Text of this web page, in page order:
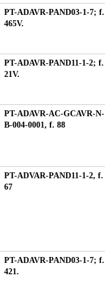
PT-ADAVR-PAND03-1-7; f.
465V.
PT-ADAVR-PAND11-1-2; f.
21V.
PT-ADAVR-AC-GCAVR-N-
B-004-0001, f. 88
PT-ADVAR-PAND11-1-2, f.
67
PT-ADAVR-PAND03-1-7; f.
421.